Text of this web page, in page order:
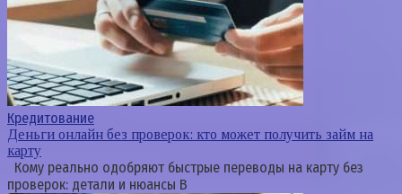
Кредитование
Деньги онлайн без проверок: кто может получить займ на
карту
Кому реально одобряют быстрые переводы на карту без
проверок: детали и нюансы В